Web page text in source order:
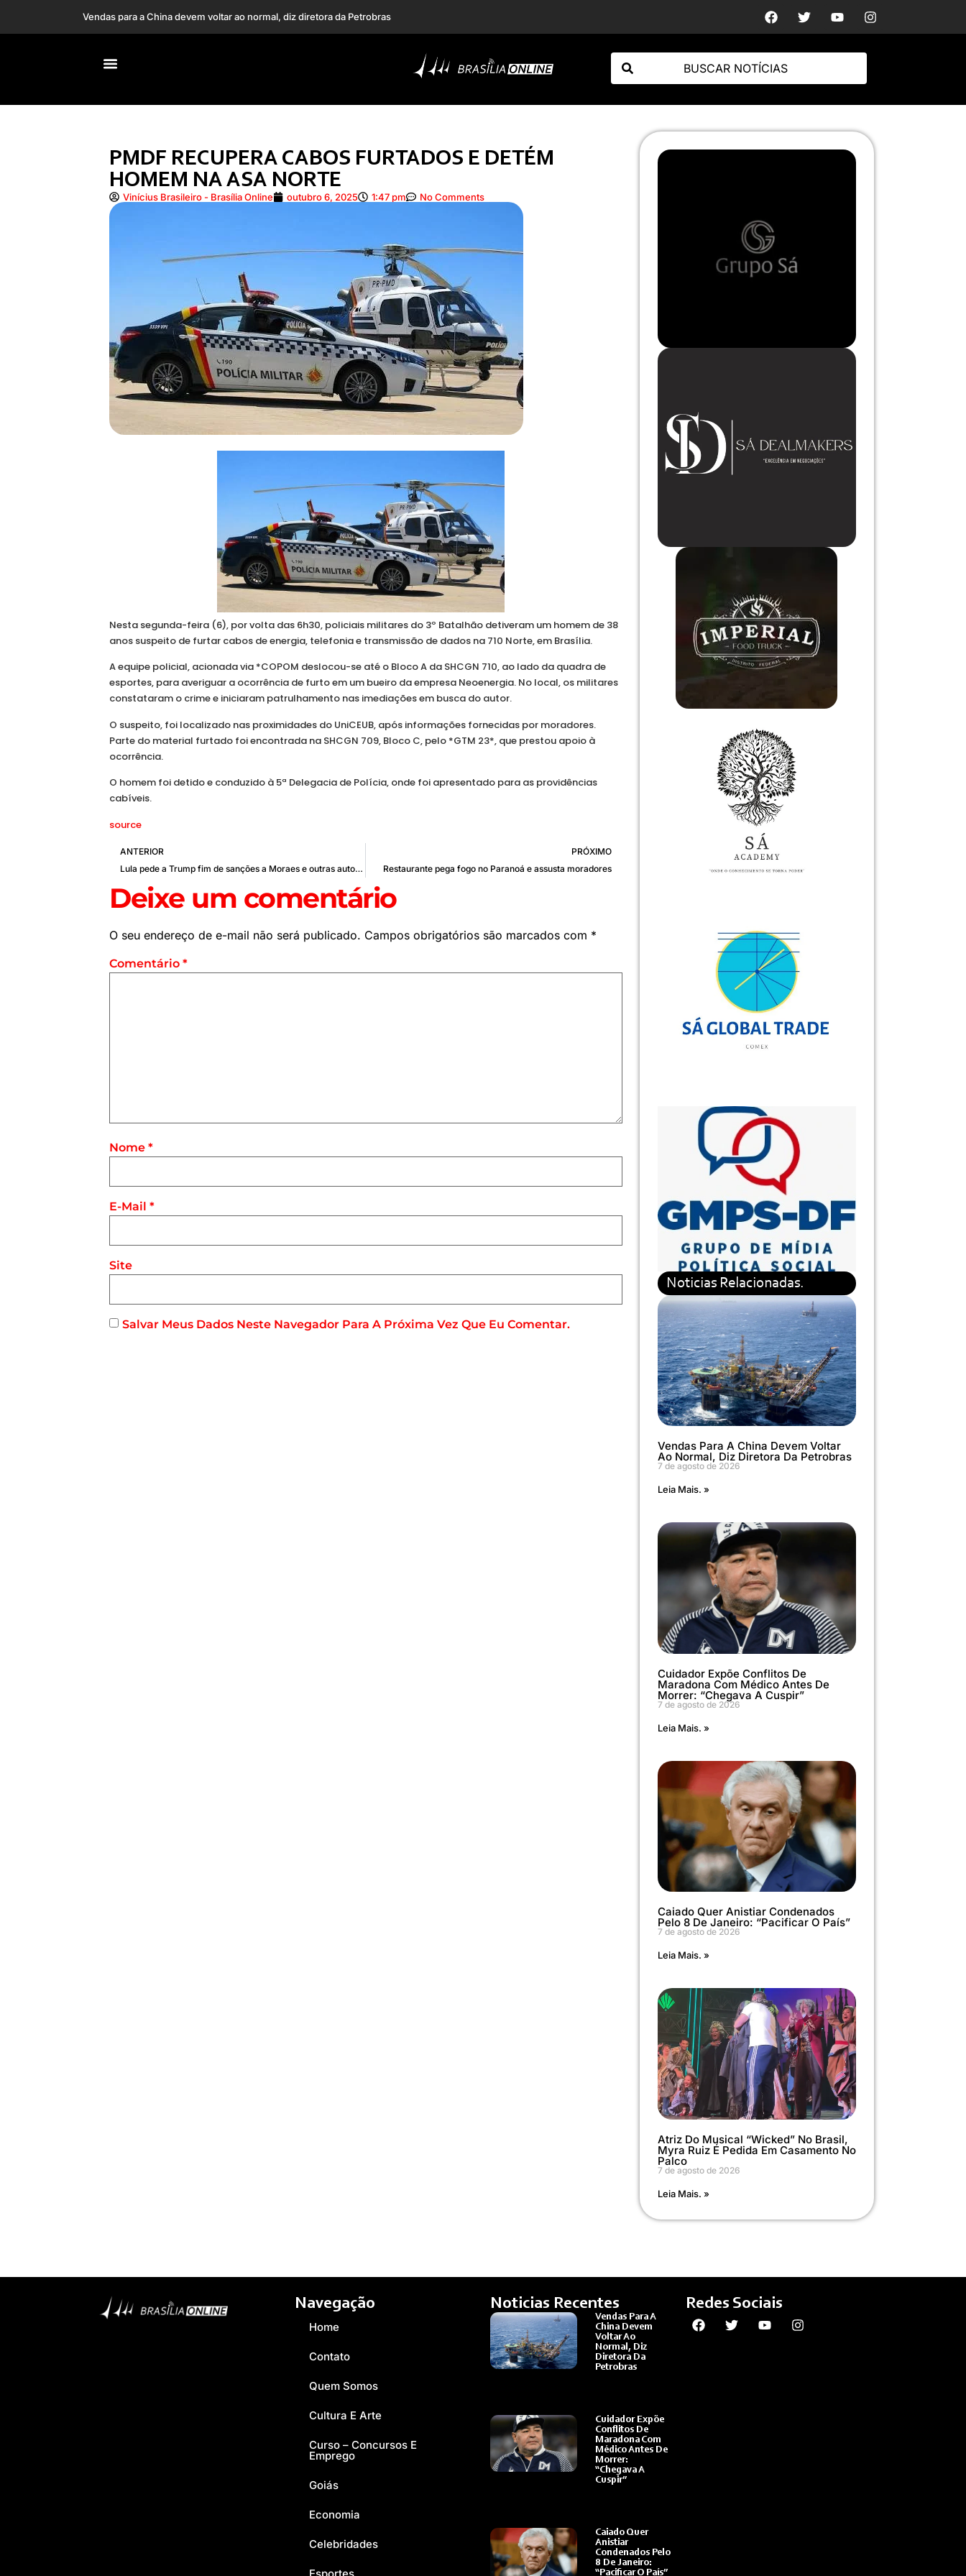
Cuidador expõe conflito
Caiado quer anistiar condenados pelo 8 de Janeiro: “Pacificar o país”
PMDF RECUPERA CABOS FURTADOS E DETÉM
HOMEM NA ASA NORTE
Vinícius Brasileiro - Brasília Online outubro 6, 2025 1:47 pm No Comments
Nesta segunda-feira (6), por volta das 6h30, policiais militares do 3º Batalhão detiveram um homem de 38
anos suspeito de furtar cabos de energia, telefonia e transmissão de dados na 710 Norte, em Brasília.
A equipe policial, acionada via *COPOM deslocou-se até o Bloco A da SHCGN 710, ao lado da quadra de
esportes, para averiguar a ocorrência de furto em um bueiro da empresa Neoenergia. No local, os militares
constataram o crime e iniciaram patrulhamento nas imediações em busca do autor.
O suspeito, foi localizado nas proximidades do UniCEUB, após informações fornecidas por moradores.
Parte do material furtado foi encontrada na SHCGN 709, Bloco C, pelo *GTM 23*, que prestou apoio à
ocorrência.
O homem foi detido e conduzido à 5ª Delegacia de Polícia, onde foi apresentado para as providências
cabíveis.
source
ANTERIOR
Lula pede a Trump fim de sanções a Moraes e outras autoridades
PRÓXIMO
Restaurante pega fogo no Paranoá e assusta moradores
Deixe um comentário
O seu endereço de e-mail não será publicado. Campos obrigatórios são marcados com *
Comentário *
Nome *
E-Mail *
Site
Salvar Meus Dados Neste Navegador Para A Próxima Vez Que Eu Comentar.
Noticias Relacionadas.
Vendas Para A China Devem Voltar
Ao Normal, Diz Diretora Da Petrobras
7 de agosto de 2026
Leia Mais. »
Cuidador Expõe Conflitos De
Maradona Com Médico Antes De
Morrer: “Chegava A Cuspir”
7 de agosto de 2026
Leia Mais. »
Caiado Quer Anistiar Condenados
Pelo 8 De Janeiro: “Pacificar O País”
7 de agosto de 2026
Leia Mais. »
Atriz Do Musical “Wicked” No Brasil,
Myra Ruiz É Pedida Em Casamento No
Palco
7 de agosto de 2026
Leia Mais. »
Navegação
Home
Contato
Quem Somos
Cultura E Arte
Curso – Concursos E
Emprego
Goiás
Economia
Celebridades
Esportes
Noticias Recentes
Vendas Para A
China Devem
Voltar Ao
Normal, Diz
Diretora Da
Petrobras
Cuidador Expõe
Conflitos De
Maradona Com
Médico Antes De
Morrer:
“Chegava A
Cuspir”
Caiado Quer
Anistiar
Condenados Pelo
8 De Janeiro:
“Pacificar O País”
Redes Sociais